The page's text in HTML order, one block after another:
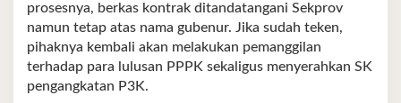
prosesnya, berkas kontrak ditandatangani Sekprov
namun tetap atas nama gubenur. Jika sudah teken,
pihaknya kembali akan melakukan pemanggilan
terhadap para lulusan PPPK sekaligus menyerahkan SK
pengangkatan P3K.